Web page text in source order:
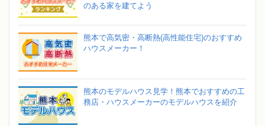
のある家を建てよう
熊本で高気密・高断熱(高性能住宅)のおすすめ
ハウスメーカー！
熊本のモデルハウス見学！熊本でおすすめの工
務店・ハウスメーカーのモデルハウスを紹介